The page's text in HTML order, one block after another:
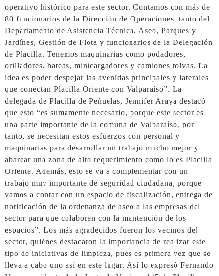
operativo histórico para este sector. Contamos con más de
80 funcionarios de la Dirección de Operaciones, tanto del
Departamento de Asistencia Técnica, Aseo, Parques y
Jardínes, Gestión de Flota y funcionarios de la Delegación
de Placilla. Tenemos maquinarias como podadores,
orilladores, bateas, minicargadores y camiones tolvas. La
idea es poder despejar las avenidas principales y laterales
que conectan Placilla Oriente con Valparaíso”. La
delegada de Placilla de Peñuelas, Jennifer Araya destacó
que esto “es sumamente necesario, porque este sector es
una parte importante de la comuna de Valparaíso, por
tanto, se necesitan estos esfuerzos con personal y
maquinarias para desarrollar un trabajo mucho mejor y
abarcar una zona de alto requerimiento como lo es Placilla
Oriente. Además, esto se va a complementar con un
trabajo muy importante de seguridad ciudadana, porque
vamos a contar con un espacio de fiscalización, entrega de
notificación de la ordenanza de aseo a las empresas del
sector para que colaboren con la mantención de los
espacios”. Los más agradecidos fueron los vecinos del
sector, quiénes destacaron la importancia de realizar este
tipo de iniciativas de limpieza, pues es primera vez que se
lleva a cabo uno así en este lugar. Así lo expresó Fernando